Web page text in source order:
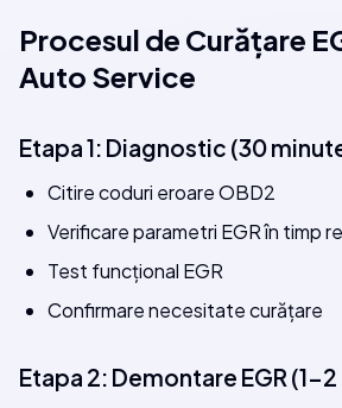
Procesul de Curățare
Auto Service
Etapa 1: Diagnostic (30
Citire coduri eroare OBD2
Verificare parametri EGR în timp
Test funcțional EGR
Confirmare necesitate curățare
Etapa 2: Demontare EGR (1-